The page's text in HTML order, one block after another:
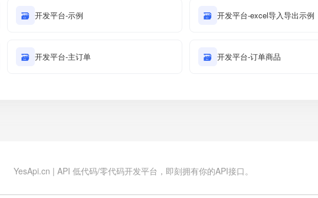
🗃 开发平台-示例 🗃 开发平台-excel导入导出示例
🗃 开发平台-主订单 🗃 开发平台-订单商品
YesApi.cn | API 低代码/零代码开发平台，即刻拥有你的API接口。